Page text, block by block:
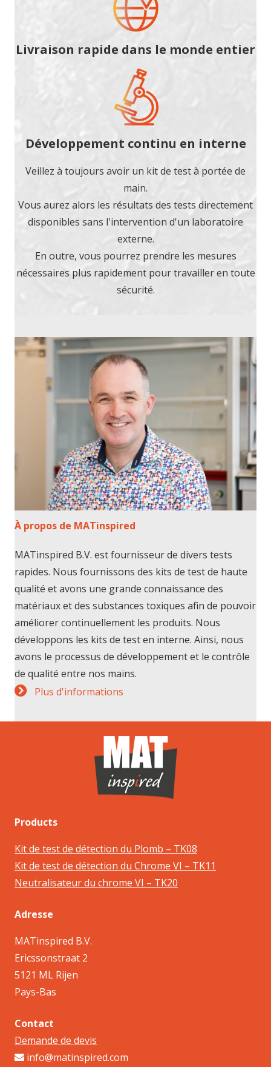
Livraison rapide dans le monde entier
Développement continu en interne
Veillez à toujours avoir un kit de test à portée de
main.
Vous aurez alors les résultats des tests directement
disponibles sans l'intervention d'un laboratoire
externe.
En outre, vous pourrez prendre les mesures
nécessaires plus rapidement pour travailler en toute
sécurité.
À propos de MATinspired
MATinspired B.V. est fournisseur de divers tests
rapides. Nous fournissons des kits de test de haute
qualité et avons une grande connaissance des
matériaux et des substances toxiques afin de pouvoir
améliorer continuellement les produits. Nous
développons les kits de test en interne. Ainsi, nous
avons le processus de développement et le contrôle
de qualité entre nos mains.
Plus d'informations
Products
Kit de test de détection du Plomb – TK08
Kit de test de détection du Chrome VI – TK11
Neutralisateur du chrome VI – TK20
Adresse
MATinspired B.V.
Ericssonstraat 2
5121 ML Rijen
Pays-Bas
Contact
Demande de devis
info@matinspired.com